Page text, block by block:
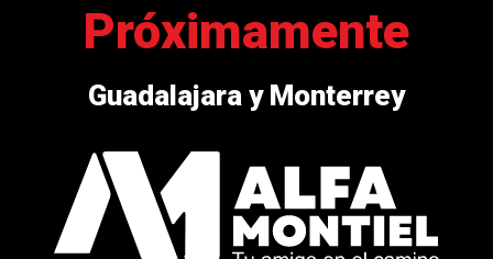
Próximamente
Guadalajara y Monterrey